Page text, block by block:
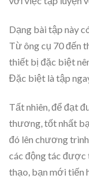
Dạng bài tập này
Từ ông cụ 70 đến
thiết bị đặc biệt
Đặc biệt là tập
Tất nhiên, để đạt
thương, tốt nhất
đó lên chương
các động tác được
thạo, bạn mới tiến